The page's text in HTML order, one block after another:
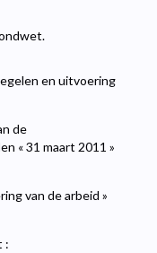
en uitvoering
de
« 31 maart 2011 »
van de arbeid »
: